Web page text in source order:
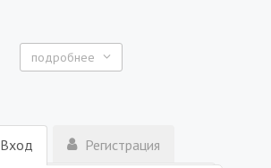
подробнее
Вход Регистрация